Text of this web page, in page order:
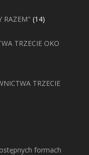
RAZEM" 1414
TRZECIE OKO
TRZECIE
formach